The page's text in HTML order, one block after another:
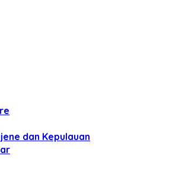
dan Kepulauan